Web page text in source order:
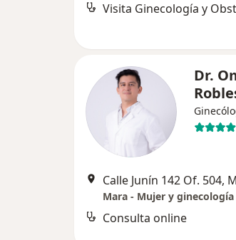
Visita Ginecología y
Dr.
Calle Junín 142 Of. 504,
Mara - Mujer y ginecología
Consulta online